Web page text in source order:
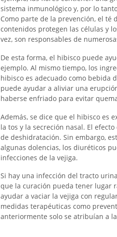
sistema inmunológico y, por lo
Como parte de la prevención, el té
contenidos protegen las células y
vez, son responsables de
De esta forma, el hibisco puede
ejemplo. Al mismo tiempo, los
hibisco es adecuado como bebida
puede ayudar a aliviar una
haberse enfriado para evitar
Además, se dice que el hibisco es
la tos y la secreción nasal. El
de deshidratación. Sin embargo,
algunas dolencias, los diuréticos
infecciones de la vejiga.
Si hay una infección del tracto
que la curación pueda tener lugar
ayudar a vaciar la vejiga con
medidas terapéuticas como
anteriormente solo se atribuían a